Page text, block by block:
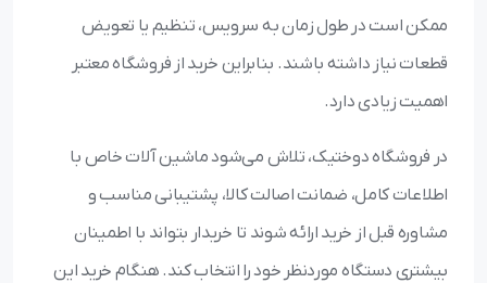
ممکن است در طول زمان به سرویس، تنظیم یا تعویض
قطعات نیاز داشته باشند. بنابراین خرید از فروشگاه معتبر
اهمیت زیادی دارد.
در فروشگاه دوختیک، تلاش می‌شود ماشین آلات خاص با
اطلاعات کامل، ضمانت اصالت کالا، پشتیبانی مناسب و
مشاوره قبل از خرید ارائه شوند تا خریدار بتواند با اطمینان
بیشتری دستگاه موردنظر خود را انتخاب کند. هنگام خرید این